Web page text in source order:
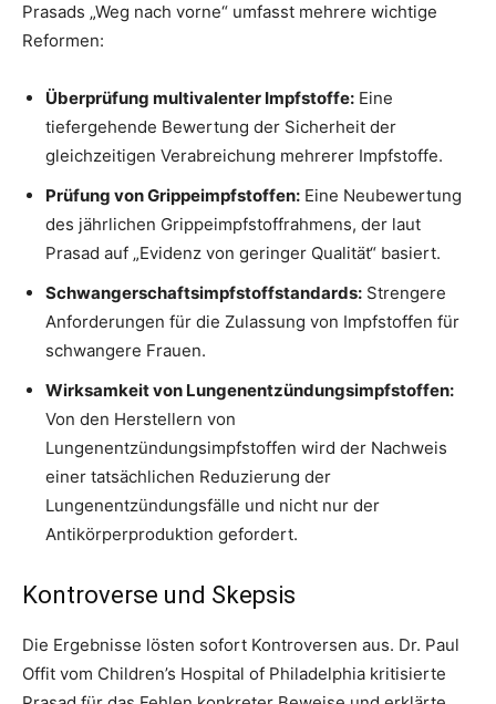
Prasads „Weg nach vorne“ umfasst mehrere wichtige
Reformen:
Überprüfung multivalenter Impfstoffe: Eine
tiefergehende Bewertung der Sicherheit der
gleichzeitigen Verabreichung mehrerer Impfstoffe.
Prüfung von Grippeimpfstoffen: Eine Neubewertung
des jährlichen Grippeimpfstoffrahmens, der laut
Prasad auf „Evidenz von geringer Qualität“ basiert.
Schwangerschaftsimpfstoffstandards: Strengere
Anforderungen für die Zulassung von Impfstoffen für
schwangere Frauen.
Wirksamkeit von Lungenentzündungsimpfstoffen:
Von den Herstellern von
Lungenentzündungsimpfstoffen wird der Nachweis
einer tatsächlichen Reduzierung der
Lungenentzündungsfälle und nicht nur der
Antikörperproduktion gefordert.
Kontroverse und Skepsis
Die Ergebnisse lösten sofort Kontroversen aus. Dr. Paul
Offit vom Children’s Hospital of Philadelphia kritisierte